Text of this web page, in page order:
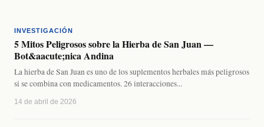
INVESTIGACIÓN
5 Mitos Peligrosos sobre la Hierba de San Juan —
Bot&aacute;nica Andina
La hierba de San Juan es uno de los suplementos herbales más peligrosos
si se combina con medicamentos. 26 interacciones...
14 de abril de 2026